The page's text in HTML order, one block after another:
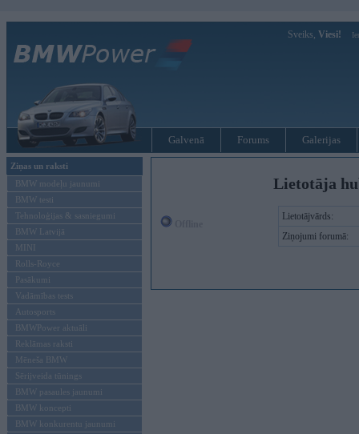
Sveiks, Viesi!
Galvenā Forums Galerijas
Ziņas un raksti
BMW modeļu jaunumi
BMW testi
Tehnoloģijas & sasniegumi
BMW Latvijā
MINI
Rolls-Royce
Pasākumi
Vadāmības tests
Autosports
BMWPower aktuāli
Reklāmas raksti
Mēneša BMW
Sērijveida tūnings
BMW pasaules jaunumi
BMW koncepti
BMW konkurentu jaunumi
Lietotāja
Lietotājvārds:
Ziņojumi forumā: